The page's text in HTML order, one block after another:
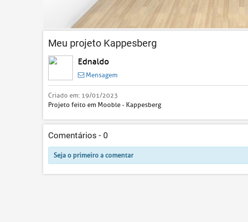
Meu projeto Kappesberg
Ednaldo
Mensagem
Criado em: 19/01/2023
Projeto feito em Mooble - Kappesberg
Comentários - 0
Seja o primeiro a comentar